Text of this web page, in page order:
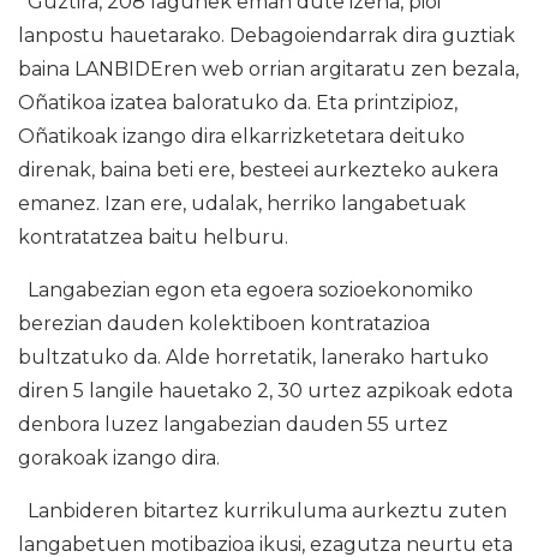
lanpostu hauetarako. Debagoiendarrak dira guztiak
baina LANBIDEren web orrian argitaratu zen bezala,
Oñatikoa izatea baloratuko da. Eta printzipioz,
Oñatikoak izango dira elkarrizketetara deituko
direnak, baina beti ere, besteei aurkezteko aukera
emanez. Izan ere, udalak, herriko langabetuak
kontratatzea baitu helburu.
Langabezian egon eta egoera sozioekonomiko
berezian dauden kolektiboen kontratazioa
bultzatuko da. Alde horretatik, lanerako hartuko
diren 5 langile hauetako 2, 30 urtez azpikoak edota
denbora luzez langabezian dauden 55 urtez
gorakoak izango dira.
Lanbideren bitartez kurrikuluma aurkeztu zuten
langabetuen motibazioa ikusi, ezagutza neurtu eta